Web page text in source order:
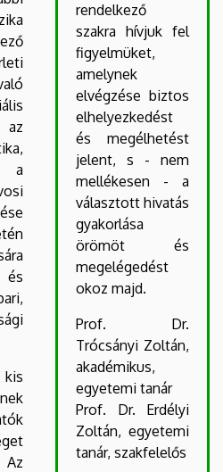
a
és
kis
rendelkező
szakra hívjuk fel
figyelmüket,
amelynek
elvégzése biztos
elhelyezkedést
és megélhetést
jelent, s - nem
mellékesen - a
választott hivatás
gyakorlása
örömöt és
megelégedést
okoz majd.
Prof. Dr.
Trócsányi Zoltán,
akadémikus,
egyetemi tanár
Prof. Dr. Erdélyi
Zoltán, egyetemi
tanár, szakfelelős